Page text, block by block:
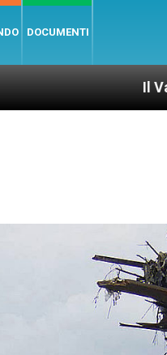
DOCUMENTI
Il Vaticano offre